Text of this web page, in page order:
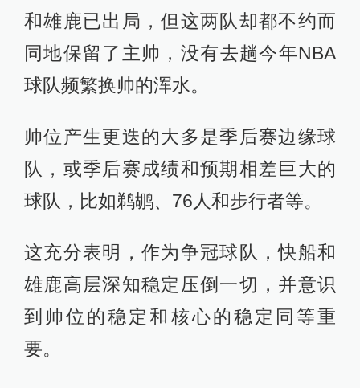
和雄鹿已出局，但这两队却都不约而
同地保留了主帅，没有去趟今年NBA
球队频繁换帅的浑水。
帅位产生更迭的大多是季后赛边缘球
队，或季后赛成绩和预期相差巨大的
球队，比如鹈鹕、76人和步行者等。
这充分表明，作为争冠球队，快船和
雄鹿高层深知稳定压倒一切，并意识
到帅位的稳定和核心的稳定同等重
要。